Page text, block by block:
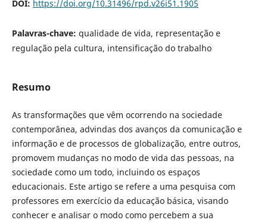
DOI: https://doi.org/10.31496/rpd.v26i51.1905
Palavras-chave: qualidade de vida, representação e
regulação pela cultura, intensificação do trabalho
Resumo
As transformações que vêm ocorrendo na sociedade
contemporânea, advindas dos avanços da comunicação e
informação e de processos de globalização, entre outros,
promovem mudanças no modo de vida das pessoas, na
sociedade como um todo, incluindo os espaços
educacionais. Este artigo se refere a uma pesquisa com
professores em exercício da educação básica, visando
conhecer e analisar o modo como percebem a sua